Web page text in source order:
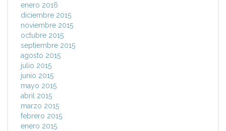
enero 2016
diciembre 2015
noviembre 2015
octubre 2015
septiembre 2015
agosto 2015
julio 2015
junio 2015
mayo 2015
abril 2015
marzo 2015
febrero 2015
enero 2015